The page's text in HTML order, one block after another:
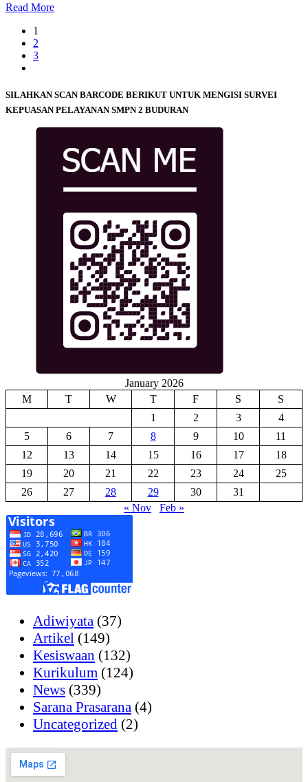
Read More
1
2
3
SILAHKAN SCAN BARCODE BERIKUT UNTUK MENGISI SURVEI
KEPUASAN PELAYANAN SMPN 2 BUDURAN
January 2026
M
T W T F S
S
1
2 3
4
5
6 7 8 9 10
11
12
13 14 15 16 17
18
19
20 21 22 23 24
25
26
27 28 29 30
31
« Nov
Feb »
Adiwiyata (37)
Artikel (149)
Kesiswaan (132)
Kurikulum (124)
News (339)
Sarana Prasarana (4)
Uncategorized (2)